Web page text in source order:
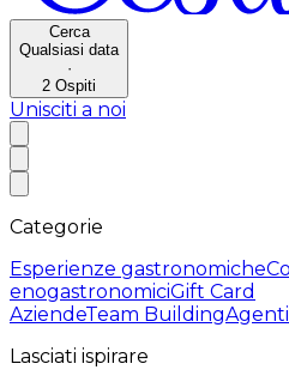
Cerca
Qualsiasi data
·
2 Ospiti
Unisciti a noi
Categorie
Esperienze gastronomiche
enogastronomiciGift Card
AziendeTeam Building
Lasciati ispirare